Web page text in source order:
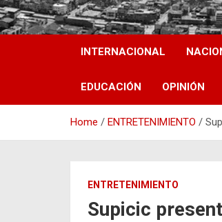
INTERNACIONAL
EDUCACIÓN OPINIÓN
Home ENTRETENIMIENTO
ENTRETENIMIENTO
Supicic